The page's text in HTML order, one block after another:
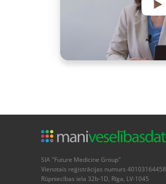
SIA "Future Medicine Group"
Vienotais reģistrācijas numurs 40103164458
Rūpniecības iela 32b-1D, Rīga, LV-1045